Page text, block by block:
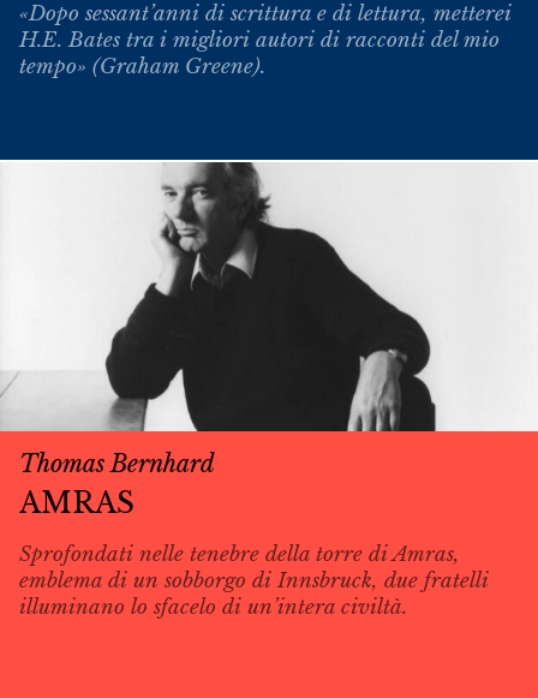
«Dopo sessant’anni di scrittura e di lettura, metterei
H.E. Bates tra i migliori autori di racconti del mio
tempo» (Graham Greene).
Thomas Bernhard
AMRAS
Sprofondati nelle tenebre della torre di Amras,
emblema di un sobborgo di Innsbruck, due fratelli
illuminano lo sfacelo di un’intera civiltà.